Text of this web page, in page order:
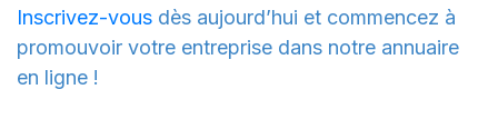
Inscrivez-vous dès aujourd’hui et commencez à
promouvoir votre entreprise dans notre annuaire
en ligne !